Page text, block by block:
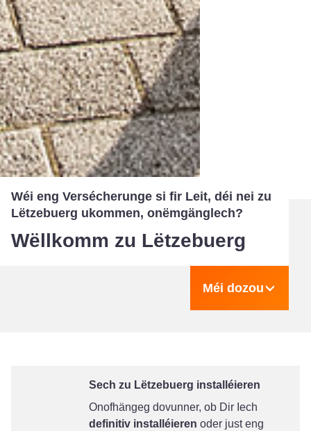
Wéi eng Versécherunge si fir Leit, déi nei zu
Lëtzebuerg ukommen, onëmgänglech?
Wëllkomm zu Lëtzebuerg
Méi dozou
Sech zu Lëtzebuerg installéieren
Onofhängeg dovunner, ob Dir Iech
definitiv installéieren oder just eng